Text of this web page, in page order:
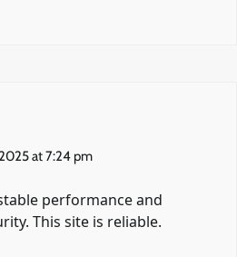
at 7:24 pm
performance and
This site is reliable.